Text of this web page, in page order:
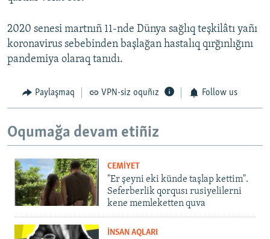
2020 senesi martnıñ 11-nde Dünya sağlıq teşkilâtı yañı
koronavirus sebebinden başlağan hastalıq qırğınlığını
pandemiya olaraq tanıdı.
Paylaşmaq VPN-siz oquñız Follow us
Oqumağa devam etiñiz
CEMİYET
"Er şeyni eki künde taşlap kettim".
Seferberlik qorqusı rusiyelilerni
kene memleketten quva
İNSAN AQLARI